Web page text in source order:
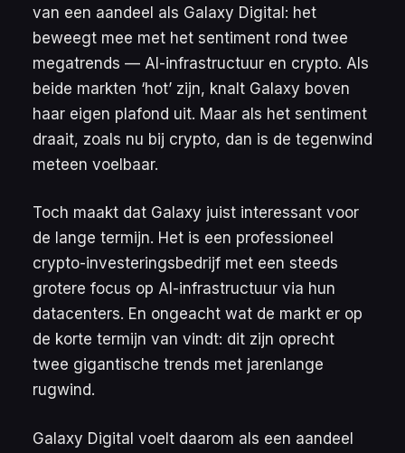
van een aandeel als Galaxy Digital: het
beweegt mee met het sentiment rond twee
megatrends — AI-infrastructuur en crypto. Als
beide markten ‘hot’ zijn, knalt Galaxy boven
haar eigen plafond uit. Maar als het sentiment
draait, zoals nu bij crypto, dan is de tegenwind
meteen voelbaar.
Toch maakt dat Galaxy juist interessant voor
de lange termijn. Het is een professioneel
crypto-investeringsbedrijf met een steeds
grotere focus op AI-infrastructuur via hun
datacenters. En ongeacht wat de markt er op
de korte termijn van vindt: dit zijn oprecht
twee gigantische trends met jarenlange
rugwind.
Galaxy Digital voelt daarom als een aandeel